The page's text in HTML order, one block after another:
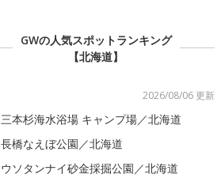
GWの人気スポットランキング
【北海道】
2026/08/06 更新
三本杉海水浴場 キャンプ場／北海道
長橋なえぼ公園／北海道
ウソタンナイ砂金採掘公園／北海道